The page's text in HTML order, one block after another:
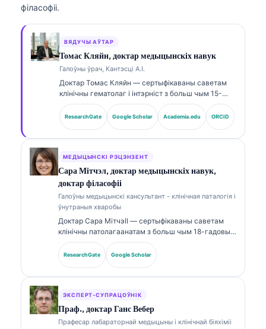
філасофіі.
ВЯДУЧЫ АЎТАР
Томас Кляйн, доктар медыцынскіх навук
Галоўны ўрач, Кантэсці А.І.
Доктар Томас Кляйн — сертыфікаваны саветам
клінічны гематолаг і інтэрніст з больш чым 15-
гадовым досвідом у лабараторнай медицині та
клінічным аналізе з використанням ШІ. Як галоўны
медыцынскі дырэктар у Kantesti AI, ён
Доктар Кляйн шырока публікуецца па
інтэрпрэтацыі біямаркераў і лабараторнай
дыягностыцы па тэмах лабараторнай медыцыны.
ResearchGate Google Scholar Academia.edu ORCID
МЕДЫЦЫНСКІ РЭЦЭНЗЕНТ
Сара Мітчэл, доктар медыцынскіх навук,
доктар філасофіі
Галоўны медыцынскі кансультант - клінічная паталогія і
ўнутраныя хваробы
Доктар Сара Мітчэll — сертыфікаваны саветам
клінічны патолагаанатам з больш чым 18-гадовым
досведам у лабараторнай медыцыне і
дыягнастычным аналізе. Яна мае
спецыялізаваныя сертыфікаты па клінічнай біяхіміі
ResearchGate Google Scholar
ЭКСПЕРТ-СУПРАЦОЎНІК
Праф., доктар Ганс Вебер
Прафесар лабараторнай медыцыны і клінічнай біяхіміі